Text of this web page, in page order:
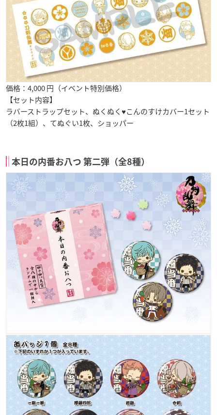
価格：4,000 円（イベント特別価格）
【セット内容】
ラバーストラップセット、ぬくぬく♥こんのすけカバー1セット
（2枚1組）、てぬぐい1枚、ショッパー
本日の内番お八つ 第二弾（全8種）